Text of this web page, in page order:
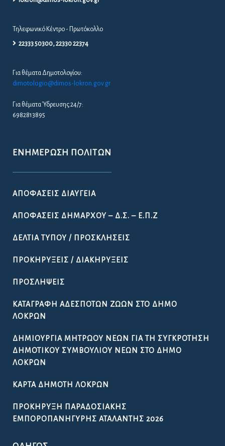
Τηλεφωνικό Κέντρο - Πρωτόκολλο
22333 50300, 22330 22374
Για θέματα Δημοτολογίου:
dimotologio@dimos-lokron.gov.gr
Για θέματα Ύδρευσης 24/7:
6982813895
ΕΝΗΜΈΡΩΣΗ ΠΟΛΙΤΏΝ
ΑΠΟΦΆΣΕΙΣ ΔΙΑΎΓΕΙΑ
ΑΠΟΦΆΣΕΙΣ ΔΗΜΆΡΧΟΥ – Δ.Σ. – Ε.Π.Ζ
ΔΕΛΤΊΑ ΤΎΠΟΥ / ΠΡΟΣΚΛΉΣΕΙΣ
ΠΡΟΚΗΡΎΞΕΙΣ / ΔΙΑΚΗΡΎΞΕΙΣ
ΠΡΟΣΛΉΨΕΙΣ
ΚΑΤΑΓΡΑΦΉ ΑΔΈΣΠΟΤΩΝ ΖΏΩΝ ΣΤΟ ΔΉΜΟ
ΛΟΚΡΏΝ
ΔΗΜΙΟΥΡΓΊΑ ΜΗΤΡΏΟΥ ΝΈΩΝ ΓΙΑ ΤΗ ΣΥΓΚΡΌΤΗΣΗ
ΔΗΜΟΤΙΚΟΎ ΣΥΜΒΟΥΛΊΟΥ ΝΈΩΝ ΣΤΟ ΔΉΜΟ
ΛΟΚΡΏΝ
ΚΆΡΤΑ ΔΗΜΌΤΗ ΛΟΚΡΏΝ
ΠΡΟΚΉΡΥΞΗ ΠΑΡΑΔΟΣΙΑΚΉΣ
ΕΜΠΟΡΟΠΑΝΉΓΥΡΗΣ ΑΤΑΛΆΝΤΗΣ 2026